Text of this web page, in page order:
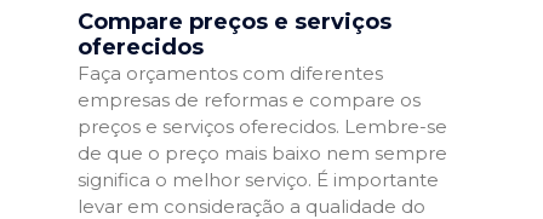
Compare preços e serviços
oferecidos
Faça orçamentos com diferentes
empresas de reformas e compare os
preços e serviços oferecidos. Lembre-se
de que o preço mais baixo nem sempre
significa o melhor serviço. É importante
levar em consideração a qualidade do